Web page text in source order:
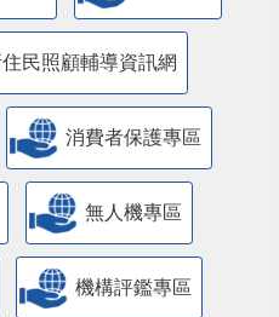
民照顧輔導資訊網
消費者保護專區
無人機專區
機構評鑑專區